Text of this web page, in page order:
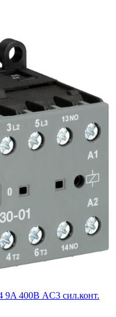
400В AC3 сил.конт.